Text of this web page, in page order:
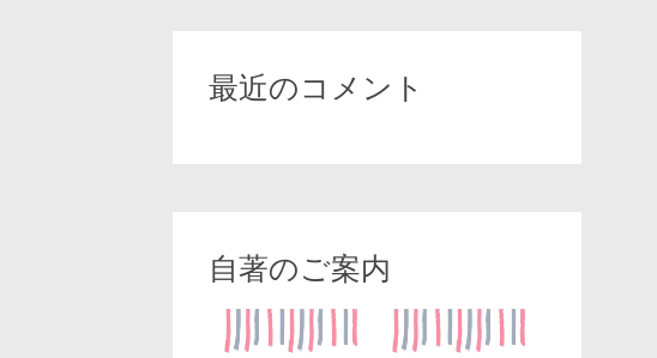
最近のコメント
自著のご案内